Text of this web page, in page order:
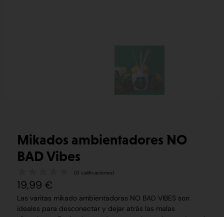
Mikados ambientadores NO
BAD Vibes
( 0 calificaciones)
19,99 €
Las varitas mikado ambientadoras NO BAD VIBES son
ideales para desconectar y dejar atrás las malas